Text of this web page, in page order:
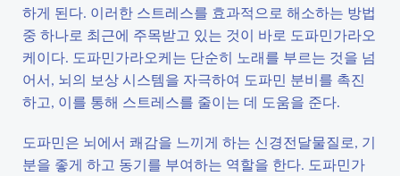
하게 된다. 이러한 스트레스를 효과적으로 해소하는 방법
중 하나로 최근에 주목받고 있는 것이 바로 도파민가라오
케이다. 도파민가라오케는 단순히 노래를 부르는 것을 넘
어서, 뇌의 보상 시스템을 자극하여 도파민 분비를 촉진
하고, 이를 통해 스트레스를 줄이는 데 도움을 준다.
도파민은 뇌에서 쾌감을 느끼게 하는 신경전달물질로, 기
분을 좋게 하고 동기를 부여하는 역할을 한다. 도파민가